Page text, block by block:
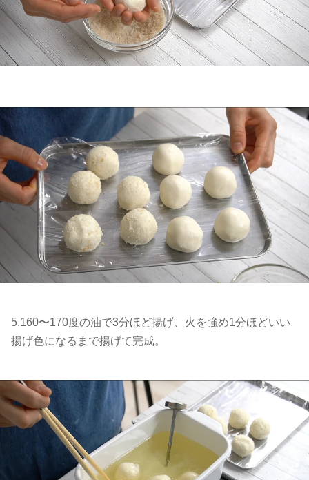
5.160〜170度の油で3分ほど揚げ、火を強め1分ほどいい
揚げ色になるまで揚げて完成。